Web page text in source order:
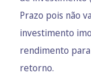
Prazo pois não
investimento
rendimento
retorno.